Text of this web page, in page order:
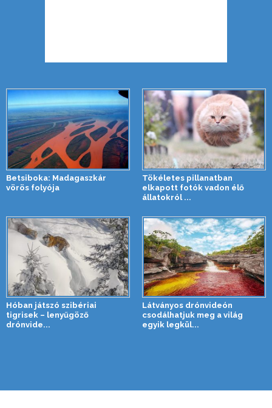
Betsiboka: Madagaszkár
vörös folyója
Tökéletes pillanatban
elkapott fotók vadon élő
állatokról ...
Hóban játszó szibériai
tigrisek – lenyűgöző
drónvide...
Látványos drónvideón
csodálhatjuk meg a világ
egyik legkül...